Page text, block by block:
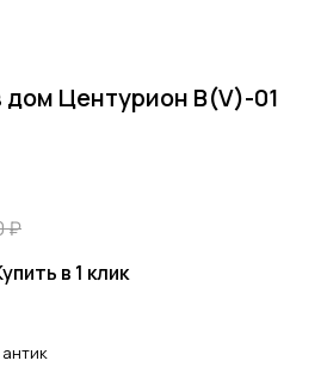
дом Центурион В(V)-01
₽
в 1 клик